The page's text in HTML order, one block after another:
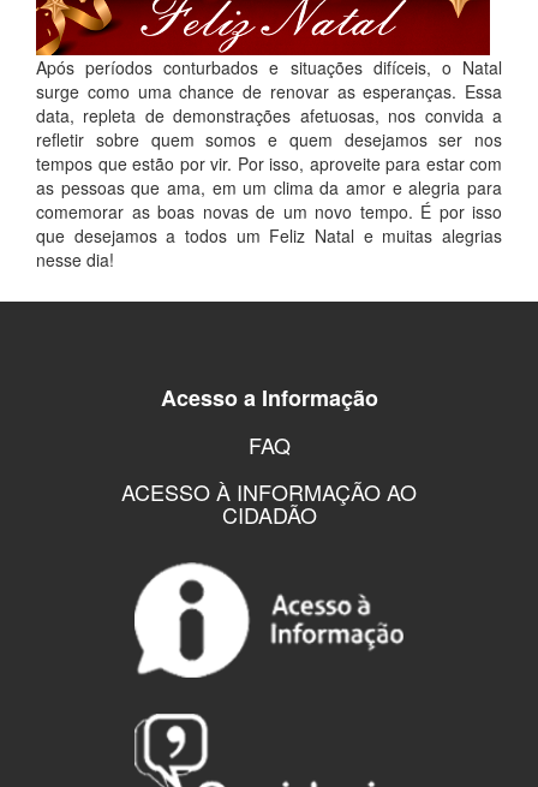
Após períodos conturbados e situações difíceis, o Natal
surge como uma chance de renovar as esperanças. Essa
data, repleta de demonstrações afetuosas, nos convida a
refletir sobre quem somos e quem desejamos ser nos
tempos que estão por vir. Por isso, aproveite para estar com
as pessoas que ama, em um clima da amor e alegria para
comemorar as boas novas de um novo tempo. É por isso
que desejamos a todos um Feliz Natal e muitas alegrias
nesse dia!
Acesso a Informação
FAQ
ACESSO À INFORMAÇÃO AO
CIDADÃO